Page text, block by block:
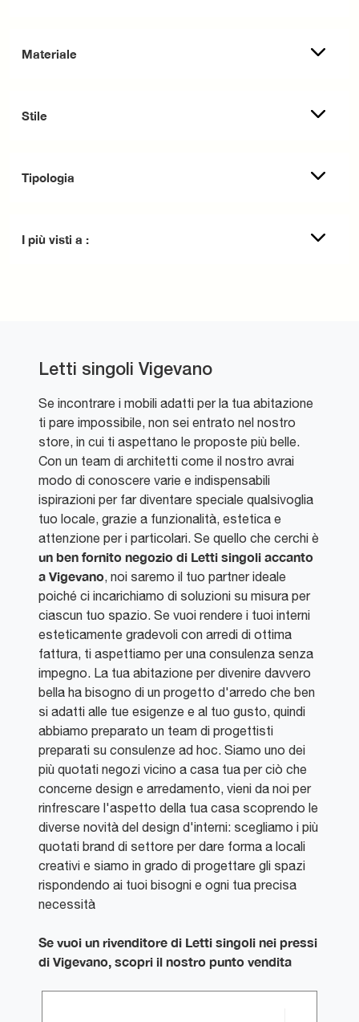
Materiale
Stile
Tipologia
I più visti a :
Letti singoli Vigevano
Se incontrare i mobili adatti per la tua abitazione
ti pare impossibile, non sei entrato nel nostro
store, in cui ti aspettano le proposte più belle.
Con un team di architetti come il nostro avrai
modo di conoscere varie e indispensabili
ispirazioni per far diventare speciale qualsivoglia
tuo locale, grazie a funzionalità, estetica e
attenzione per i particolari. Se quello che cerchi è
un ben fornito negozio di Letti singoli accanto
a Vigevano, noi saremo il tuo partner ideale
poiché ci incarichiamo di soluzioni su misura per
ciascun tuo spazio. Se vuoi rendere i tuoi interni
esteticamente gradevoli con arredi di ottima
fattura, ti aspettiamo per una consulenza senza
impegno. La tua abitazione per divenire davvero
bella ha bisogno di un progetto d'arredo che ben
si adatti alle tue esigenze e al tuo gusto, quindi
abbiamo preparato un team di progettisti
preparati su consulenze ad hoc. Siamo uno dei
più quotati negozi vicino a casa tua per ciò che
concerne design e arredamento, vieni da noi per
rinfrescare l'aspetto della tua casa scoprendo le
diverse novità del design d'interni: scegliamo i più
quotati brand di settore per dare forma a locali
creativi e siamo in grado di progettare gli spazi
rispondendo ai tuoi bisogni e ogni tua precisa
necessità
Se vuoi un rivenditore di Letti singoli nei pressi
di Vigevano, scopri il nostro punto vendita